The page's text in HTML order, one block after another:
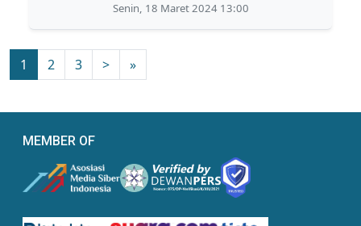
Senin, 18 Maret 2024 13:00
1 2 3 > »
MEMBER OF